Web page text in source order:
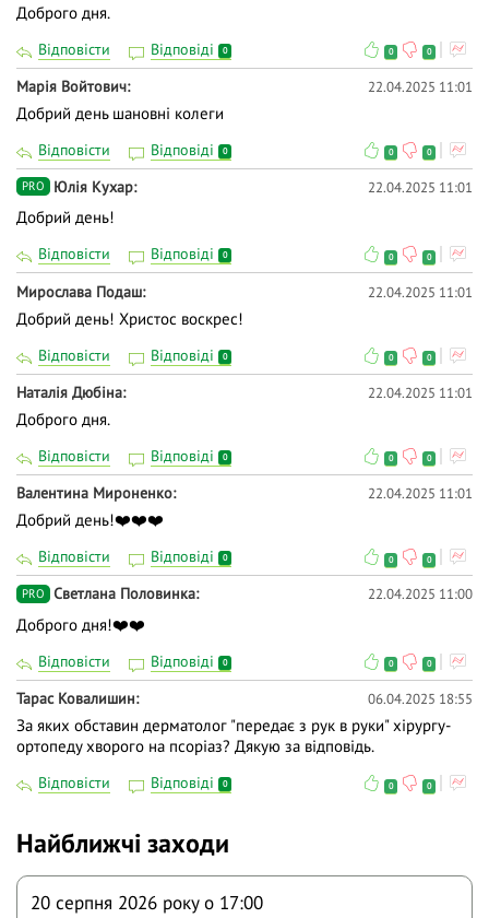
Доброго дня.
Відповісти Відповіді 0 0 0
Марія Войтович 22.04.2025 11:01
Добрий день шановні колеги
Відповісти Відповіді 0 0 0
PRO Юлія Кухар 22.04.2025 11:01
Добрий день!
Відповісти Відповіді 0 0 0
Мирослава Подаш 22.04.2025 11:01
Добрий день! Христос воскрес!
Відповісти Відповіді 0 0 0
Наталія Дюбіна 22.04.2025 11:01
Доброго дня.
Відповісти Відповіді 0 0 0
Валентина Мироненко 22.04.2025 11:01
Добрий день!❤️❤️❤️
Відповісти Відповіді 0 0 0
PRO Светлана Половинка 22.04.2025 11:00
Доброго дня!❤️❤️
Відповісти Відповіді 0 0 0
Тарас Ковалишин 06.04.2025 18:55
За яких обставин дерматолог "передає з рук в руки" хірургу-
ортопеду хворого на псоріаз? Дякую за відповідь.
Відповісти Відповіді 0 0 0
Найближчі заходи
20 серпня 2026 року o 17:00